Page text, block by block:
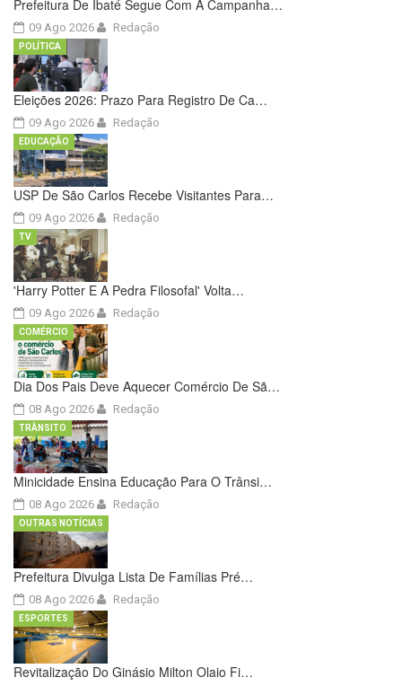
Prefeitura De Ibaté Segue Com A Campanha…
09 Ago 2026 Redação
Eleições 2026: Prazo Para Registro De Ca…
09 Ago 2026
POLÍTICA
Redação
USP De São Carlos Recebe Visitantes Para…
09 Ago 2026
EDUCAÇÃO
Redação
'Harry Potter E A Pedra Filosofal' Volta…
09 Ago 2026
TV
Redação
Dia Dos Pais Deve Aquecer Comércio De Sã…
08 Ago 2026
COMÉRCIO
Redação
Minicidade Ensina Educação Para O Trânsi…
08 Ago 2026
TRÂNSITO
Redação
Prefeitura Divulga Lista De Famílias Pré…
08 Ago 2026
OUTRAS NOTÍCIAS
Redação
Revitalização Do Ginásio Milton Olaio Fi…
ESPORTES